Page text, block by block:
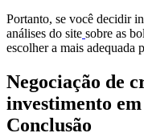
Portanto, se você decidir
análises do site sobre as
escolher a mais adequada
Negociação de
investimento
Conclusão